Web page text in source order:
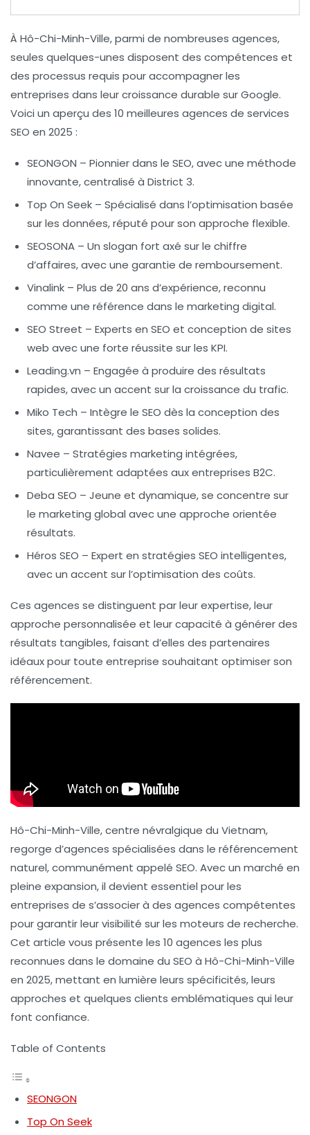
À Hô-Chi-Minh-Ville, parmi de nombreuses agences,
seules quelques-unes disposent des compétences et
des processus requis pour accompagner les
entreprises dans leurcroissance durable sur Google.
Voici un aperçu des 10 meilleures agences de services
SEO en 2025 :
SEONGON – Pionnier dans le SEO, avec une méthode
innovante, centralisé à District 3.
Top On Seek – Spécialisé dans l’optimisation basée
sur les données, réputé pour son approche flexible.
SEOSONA – Un slogan fort axé sur le chiffre
d’affaires, avec une garantie de remboursement.
Vinalink – Plus de 20 ans d’expérience, reconnu
comme une référence dans le marketing digital.
SEO Street – Experts en SEO et conception de sites
web avec une forte réussite sur les KPI.
Leading.vn – Engagée à produire des résultats
rapides, avec un accent sur la croissance du trafic.
Miko Tech – Intègre le SEO dès la conception des
sites, garantissant des bases solides.
Navee – Stratégies marketing intégrées,
particulièrement adaptées aux entreprises B2C.
Deba SEO – Jeune et dynamique, se concentre sur
le marketing global avec une approche orientée
résultats.
Héros SEO – Expert en stratégies SEO intelligentes,
avec un accent sur l’optimisation des coûts.
Ces agences se distinguent par leur expertise, leur
approche personnalisée et leur capacité à générer des
résultats tangibles, faisant d’elles des partenaires
idéaux pour toute entreprise souhaitant optimiser son
référencement.
Hô-Chi-Minh-Ville, centre névralgique du Vietnam,
regorge d’agences spécialisées dans le référencement
naturel, communément appelé SEO. Avec un marché en
pleine expansion, il devient essentiel pour les
entreprises de s’associer à des agences compétentes
pour garantir leur visibilité sur les moteurs de recherche.
Cet article vous présente les 10 agences les plus
reconnues dans le domaine du SEO à Hô-Chi-Minh-Ville
en 2025, mettant en lumière leurs spécificités, leurs
approches et quelques clients emblématiques qui leur
font confiance.
Table of Contents
SEONGON
Top On Seek